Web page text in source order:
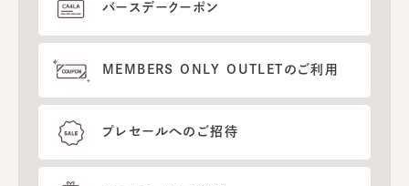
バースデークーポン
MEMBERS ONLY OUTLETのご利用
プレセールへのご招待